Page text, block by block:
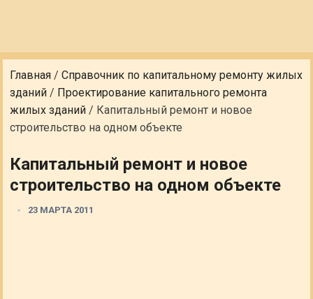
Главная /Справочник по капитальному ремонту жилых
зданий / Проектирование капитального ремонта
жилых зданий / Капитальный ремонт и новое
строительство на одном объекте
Капитальный ремонт и новое
строительство на одном объекте
23 МАРТА 2011